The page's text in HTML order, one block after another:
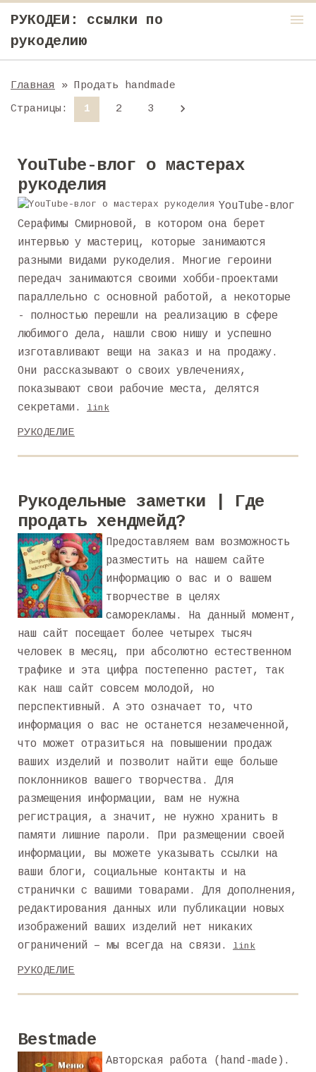
РУКОДЕИ: ссылки по
рукоделию
menu
Главная
» Продать handmade
Страницы : 1 2 3
YouTube-влог о мастерах
рукоделия
YouTube-влог
Серафимы Смирновой, в котором она берет
интервью у мастериц, которые занимаются
разными видами рукоделия. Многие героини
передач занимаются своими хобби-проектами
параллельно с основной работой, а некоторые
- полностью перешли на реализацию в сфере
любимого дела, нашли свою нишу и успешно
изготавливают вещи на заказ и на продажу.
Они рассказывают о своих увлечениях,
показывают свои рабочие места, делятся
секретами.
link
РУКОДЕЛИЕ
Рукодельные заметки | Где
продать хендмейд?
Предоставляем вам возможность
разместить на нашем сайте
информацию о вас и о вашем
творчестве в целях
саморекламы. На данный момент,
наш сайт посещает более четырех тысяч
человек в месяц, при абсолютно естественном
трафике и эта цифра постепенно растет, так
как наш сайт совсем молодой, но
перспективный. А это означает то, что
информация о вас не останется незамеченной,
что может отразиться на повышении продаж
ваших изделий и позволит найти еще больше
поклонников вашего творчества. Для
размещения информации, вам не нужна
регистрация, а значит, не нужно хранить в
памяти лишние пароли. При размещении своей
информации, вы можете указывать ссылки на
ваши блоги, социальные контакты и на
странички с вашими товарами. Для дополнения,
редактирования данных или публикации новых
изображений ваших изделий нет никаких
ограничений – мы всегда на связи.
link
РУКОДЕЛИЕ
Bestmade
Авторская работа (hand-made).